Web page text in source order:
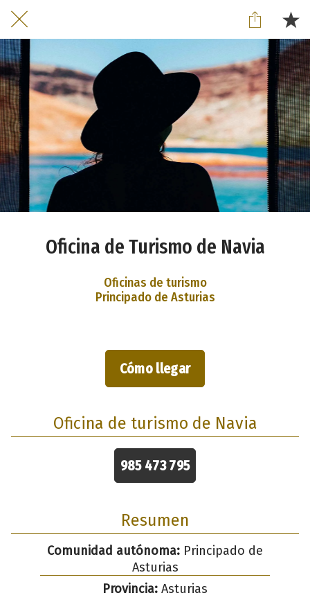
Oficina de Turismo de Navia
Oficinas de turismo
Principado de Asturias
Cómo llegar
Oficina de turismo de Navia
985 473 795
Resumen
Comunidad autónoma: Principado de
Asturias
Provincia: Asturias